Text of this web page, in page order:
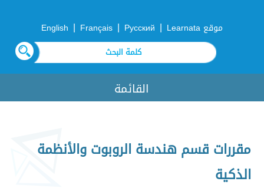
موقع Learnata |
Русский
|
Français
|
English
القائمة
مقررات قسم هندسة الروبوت والأنظمة
الذكية